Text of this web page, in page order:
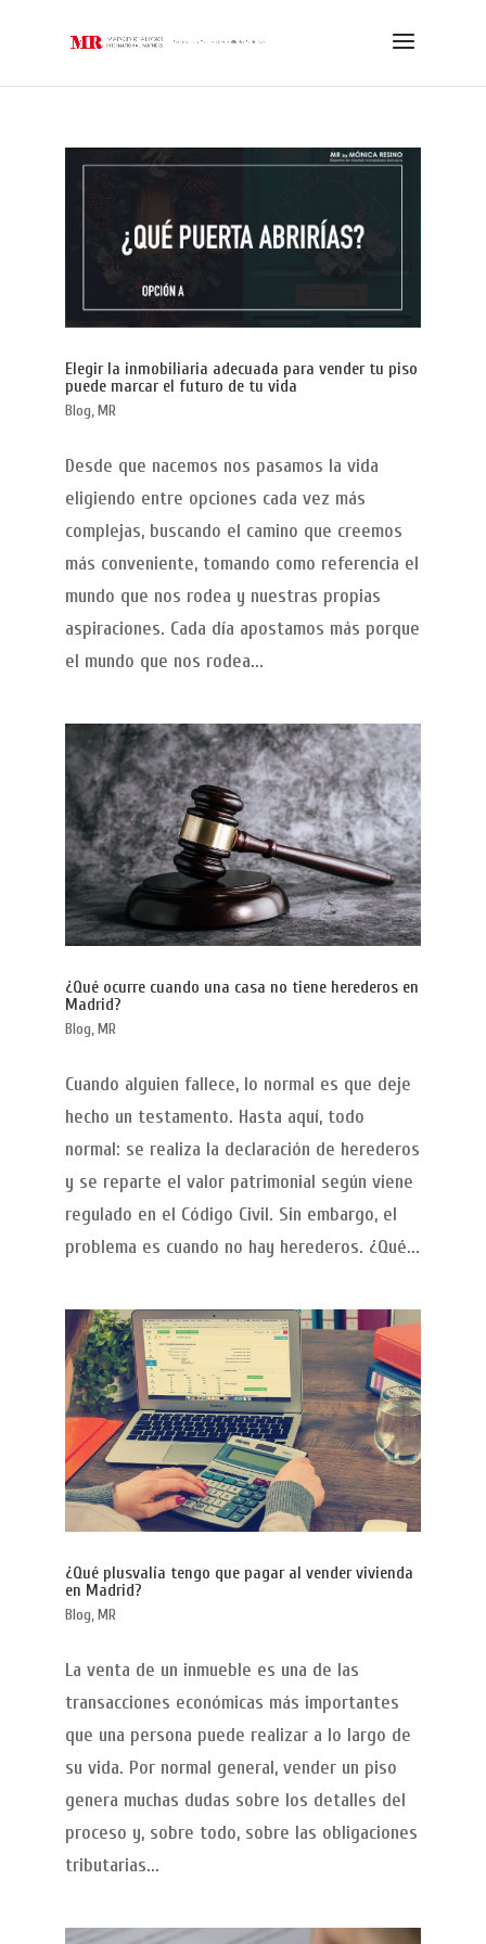
Elegir la inmobiliaria adecuada para vender tu piso
puede marcar el futuro de tu vida
Blog,MR
Desde que nacemos nos pasamos la vida
eligiendo entre opciones cada vez más
complejas, buscando el camino que creemos
más conveniente, tomando como referencia el
mundo que nos rodea y nuestras propias
aspiraciones. Cada día apostamos más porque
el mundo que nos rodea...
¿Qué ocurre cuando una casa no tiene herederos en
Madrid?
Blog,MR
Cuando alguien fallece, lo normal es que deje
hecho un testamento. Hasta aquí, todo
normal: se realiza la declaración de herederos
y se reparte el valor patrimonial según viene
regulado en el Código Civil. Sin embargo, el
problema es cuando no hay herederos. ¿Qué...
¿Qué plusvalía tengo que pagar al vender vivienda
en Madrid?
Blog,MR
La venta de un inmueble es una de las
transacciones económicas más importantes
que una persona puede realizar a lo largo de
su vida. Por normal general, vender un piso
genera muchas dudas sobre los detalles del
proceso y, sobre todo, sobre las obligaciones
tributarias...